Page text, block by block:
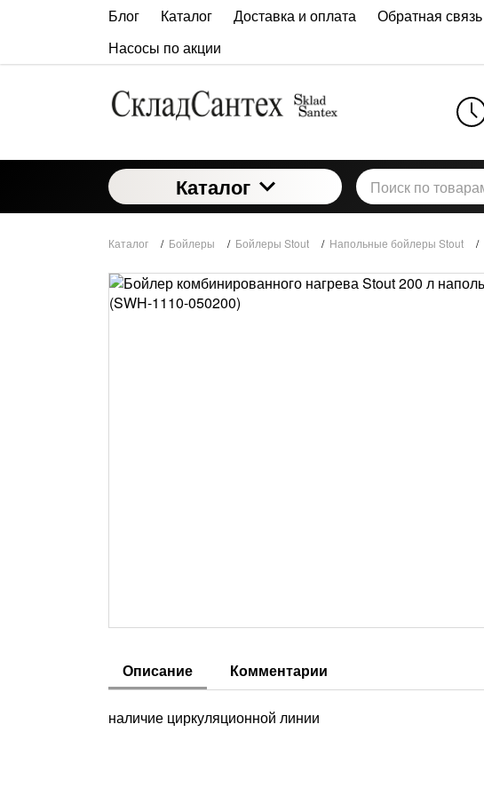
Блог Каталог Доставка и оплата Обратная связь
Насосы по акции
Каталог
Каталог / Бойлеры / Бойлеры Stout / Напольные бойлеры Stout /
Описание Комментарии
наличие циркуляционной линии